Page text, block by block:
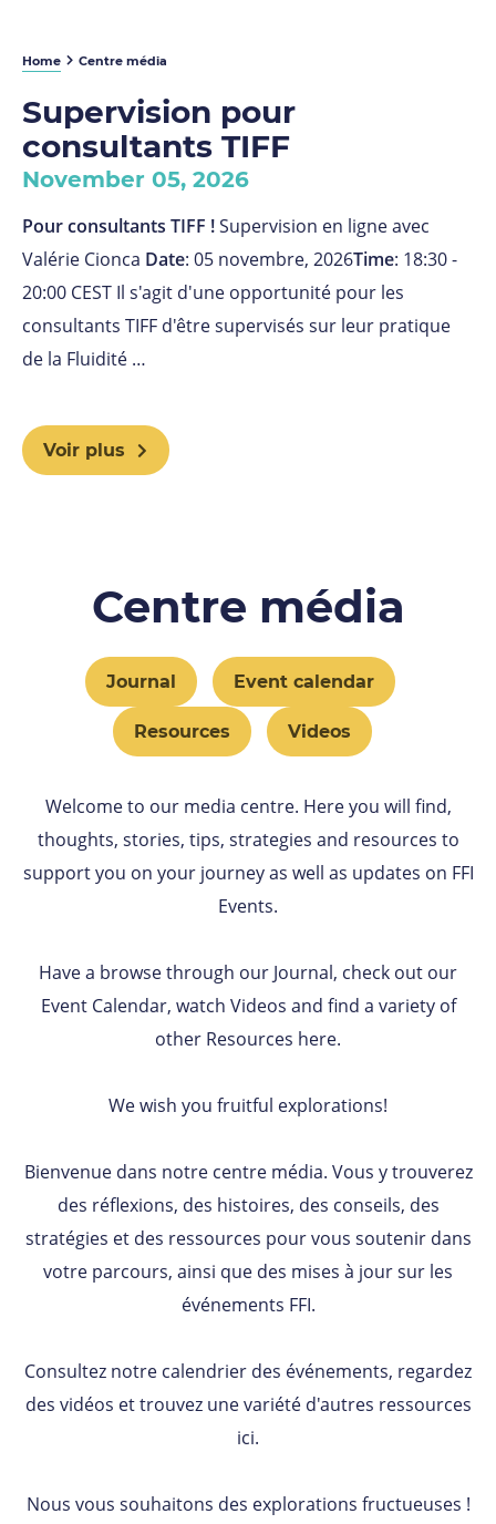
Home Centre média
Supervision pour
consultants TIFF
November 05, 2026
Pour consultants TIFF !Supervision en ligne avec
Valérie Cionca Date: 05 novembre, 2026Time: 18:30 -
20:00 CEST Il s'agit d'une opportunité pour les
consultants TIFF d'être supervisés sur leur pratique
de la Fluidité …
Voir plus
Centre média
Journal Event calendar
Resources Videos
Welcome to our media centre. Here you will find,
thoughts, stories, tips, strategies and resources to
support you on your journey as well as updates on FFI
Events.
Have a browse through our Journal, check out our
Event Calendar, watch Videos and find a variety of
other Resources here.
We wish you fruitful explorations!
Bienvenue dans notre centre média. Vous y trouverez
des réflexions, des histoires, des conseils, des
stratégies et des ressources pour vous soutenir dans
votre parcours, ainsi que des mises à jour sur les
événements FFI.
Consultez notre calendrier des événements, regardez
des vidéos et trouvez une variété d'autres ressources
ici.
Nous vous souhaitons des explorations fructueuses !